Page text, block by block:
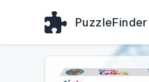
PuzzleFinder